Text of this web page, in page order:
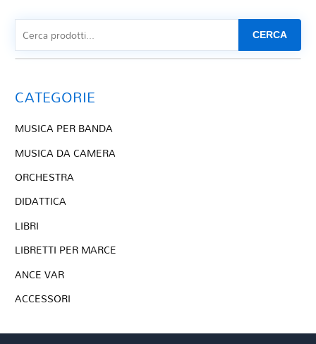
CERCA
CATEGORIE
MUSICA PER BANDA
MUSICA DA CAMERA
ORCHESTRA
DIDATTICA
LIBRI
LIBRETTI PER MARCE
ANCE VAR
ACCESSORI